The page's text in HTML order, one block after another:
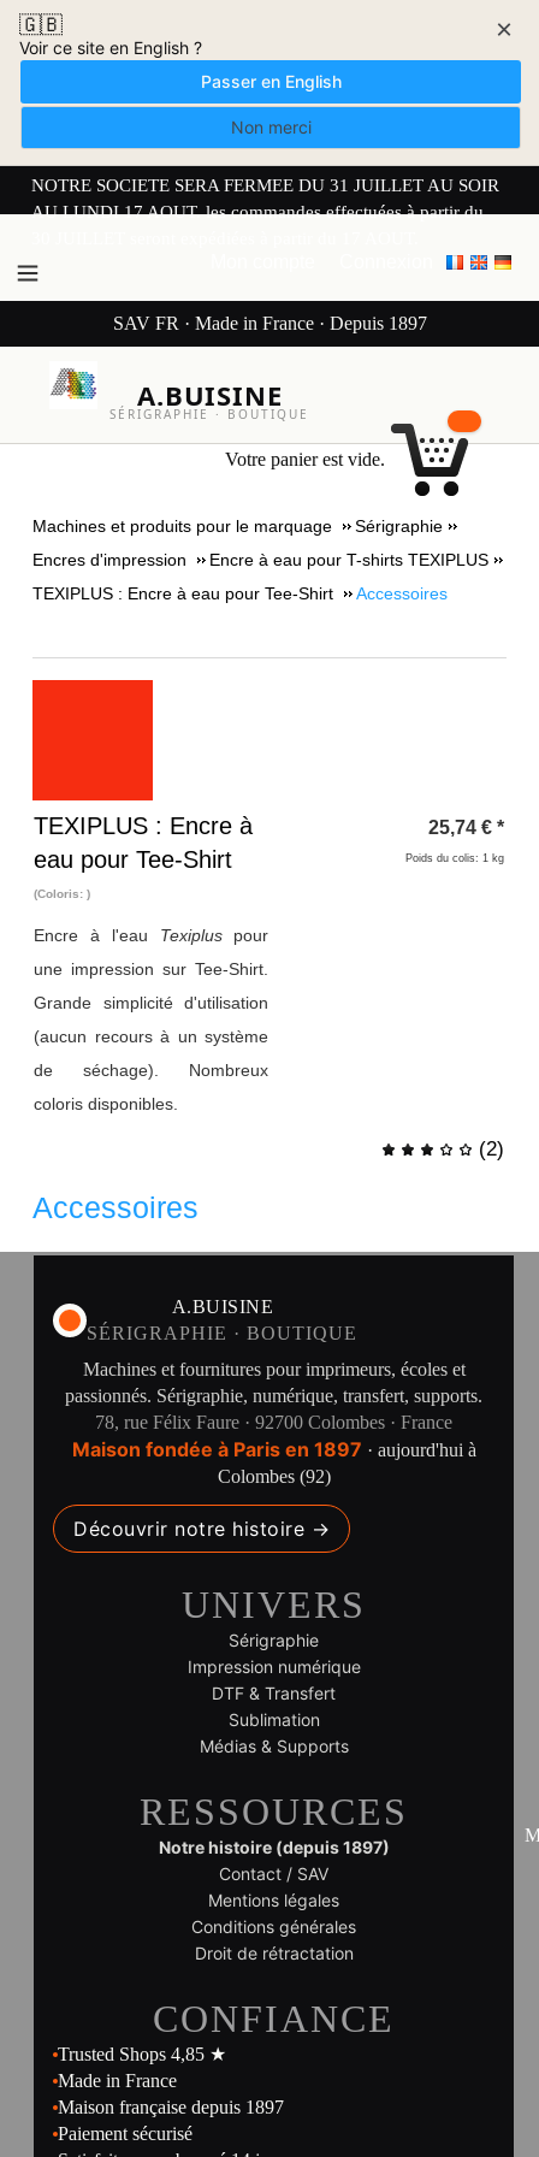
🇬🇧
Voir ce site en English ?
Passer en English
Non merci
×
NOTRE SOCIETE SERA FERMEE DU 31 JUILLET AU SOIR
AU LUNDI 17 AOUT. les commandes effectuées à partir du
SAV FR · Made in France · Depuis 1897
A.BUISINE
SÉRIGRAPHIE · BOUTIQUE
Votre panier est vide.
Machines et produits pour le marquage
Sérigraphie
Encres d'impression
Encre à eau pour T-shirts TEXIPLUS
TEXIPLUS : Encre à eau pour Tee-Shirt
Accessoires
Titre 1
TEXIPLUS : Encre à
eau pour Tee-Shirt
(Coloris: )
Encre à l'eau Texiplus pour
une impression sur Tee-Shirt.
Grande simplicité d'utilisation
(aucun recours à un système
de séchage). Nombreux
coloris disponibles.
25,74 € *
Poids du colis: 1 kg
(2)
Accessoires
A.BUISINE
SÉRIGRAPHIE · BOUTIQUE
Machines et fournitures pour imprimeurs, écoles et
passionnés. Sérigraphie, numérique, transfert, supports.
78, rue Félix Faure · 92700 Colombes · France
Maison fondée à Paris en 1897 · aujourd'hui à
Colombes (92)
Découvrir notre histoire →
UNIVERS
Sérigraphie
Impression numérique
DTF & Transfert
Sublimation
Médias & Supports
RESSOURCES
Notre histoire (depuis 1897)
Contact / SAV
Mentions légales
Conditions générales
Droit de rétractation
CONFIANCE
Trusted Shops 4,85 ★
Made in France
Maison française depuis 1897
Paiement sécurisé